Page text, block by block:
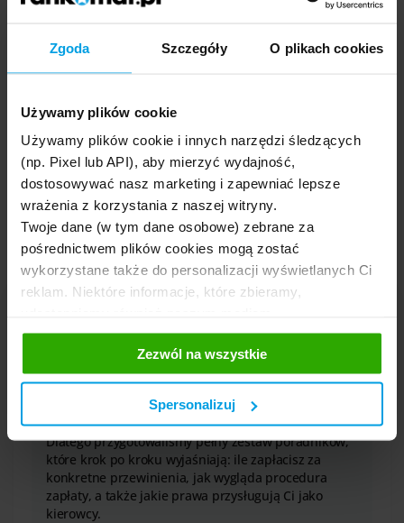
Zgoda Szczegóły O plikach cookies
Używamy plików cookie
Używamy plików cookie i innych narzędzi śledzących
(np. Pixel lub API), aby mierzyć wydajność,
dostosowywać nasz marketing i zapewniać lepsze
wrażenia z korzystania z naszej witryny.
Twoje dane (w tym dane osobowe) zebrane za
pośrednictwem plików cookies mogą zostać
wykorzystane także do personalizacji wyświetlanych Ci
reklam. Niektóre informacje, które zbieramy,
społecznościowym oraz firmom reklamowym i
analitycznym, z którymi współpracujemy. Te z kolei
mogą łączyć te informacje z innymi informacjami, które
im przekazałeś, korzystając z ich usług. Prosimy o
Twoją zgodę.
Zezwól na wszystkie
Spersonalizuj
ochrony z tytułu
ubezpieczenia. Większość towarzystw
odpowiada za szkodę, nawet gdy doszło do złamania
jej wstrzymanie jest jednak możliwe, gdy działanie
kierującego wynikało z rażącego niedbalstwa, doprowadziło
do powstania szkody lub do jej zwiększenia.
Jeśli zależy Ci na ochronie także własnego auta w takiej
sytuacji,sprawdź oferty AC w porównywarce rankomat.pl
warunki towarzystw porównasz już w kilka minut.
Mandaty
kierowców. Zmienione taryfikatory, wyższe kary za
niektóre wykroczenia oraz surowsze przepisy
sprawiają, że łatwo pogubić się w szczegółach.
Dlatego przygotowaliśmy pełny zestaw poradników,
które krok po kroku wyjaśniają: ile zapłacisz za
konkretne przewinienia, jak wygląda procedura
zapłaty, a także jakie prawa przysługują Ci jako
kierowcy.